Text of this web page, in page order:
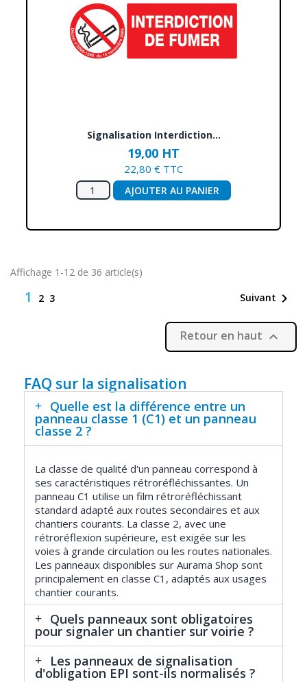
Signalisation Interdiction...
19,00 HT
22,80 € TTC
AJOUTER AU PANIER
Affichage 1-12 de 36 article(s)
1 2 3 Suivant 
Retour en haut 
FAQ sur la signalisation
Quelle est la différence entre un
panneau classe 1 (C1) et un panneau
classe 2 ?
La classe de qualité d'un panneau correspond à
ses caractéristiques rétroréfléchissantes. Un
panneau C1 utilise un film rétroréfléchissant
standard adapté aux routes secondaires et aux
chantiers courants. La classe 2, avec une
rétroréflexion supérieure, est exigée sur les
voies à grande circulation ou les routes nationales.
Les panneaux disponibles sur Aurama Shop sont
principalement en classe C1, adaptés aux usages
chantier courants.
Quels panneaux sont obligatoires
pour signaler un chantier sur voirie ?
Les panneaux de signalisation
d'obligation EPI sont-ils normalisés ?